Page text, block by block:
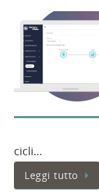
cicli…
Leggi tutto